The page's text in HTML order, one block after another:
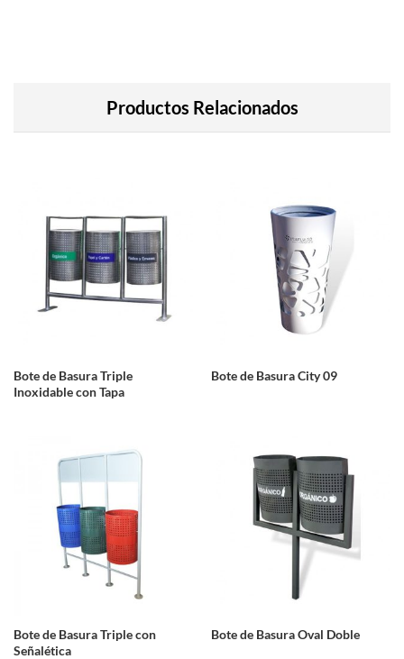
Productos Relacionados
Bote de Basura Triple
Inoxidable con Tapa
Bote de Basura City 09
Bote de Basura Triple con
Señalética
Bote de Basura Oval Doble